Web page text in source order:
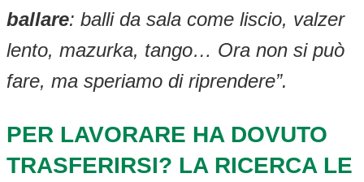
ballare: balli da sala come liscio, valzer
lento, mazurka, tango… Ora non si può
fare, ma speriamo di riprendere”.
PER LAVORARE HA DOVUTO
TRASFERIRSI? LA RICERCA LE